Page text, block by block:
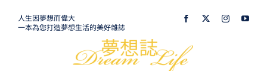
人生因夢想而偉大
一本為您打造夢想生活的美好雜誌